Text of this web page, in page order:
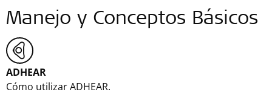
Manejo y Conceptos Básicos
ADHEAR
Cómo utilizar ADHEAR.